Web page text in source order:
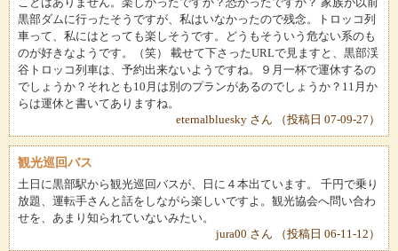
黒部ダムに行ったそうですが、私はいなかったので残念。トロッコ列
車って、私にはとっても楽しそうです。どうもそういう危ない系のも
のが好きなようです。（笑） 載せて下さったURLで見ますと、黒部渓
谷トロッコ列車は、予約出来ないようですね。９月一杯で運休するの
でしょうか？それとも10月は別のプランがあるのでしょうか？11月か
らは運休と書いてありますね。
eternalbluesky さん （投稿日 07-09-27）
観光巡回バス
土日に黒部駅から観光巡回バスが、日に４本出ています。 千円で乗り
放題、運転手さんと話をしながら楽しいですよ。観光協会へ問い合わ
せを、あまり知られていないみたい。
jura00 さん （投稿日 06-11-12）